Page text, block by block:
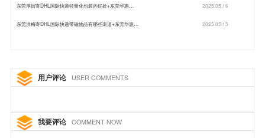
东莞厚街寄DHL国际快递轻量化包装的好处+东莞华惠… 2025.05.16
东莞洪梅寄DHL国际快递带磁物品有哪些渠道+东莞华惠… 2025.05.15
用户评论 USER COMMENTS
我要评论 COMMENT NOW